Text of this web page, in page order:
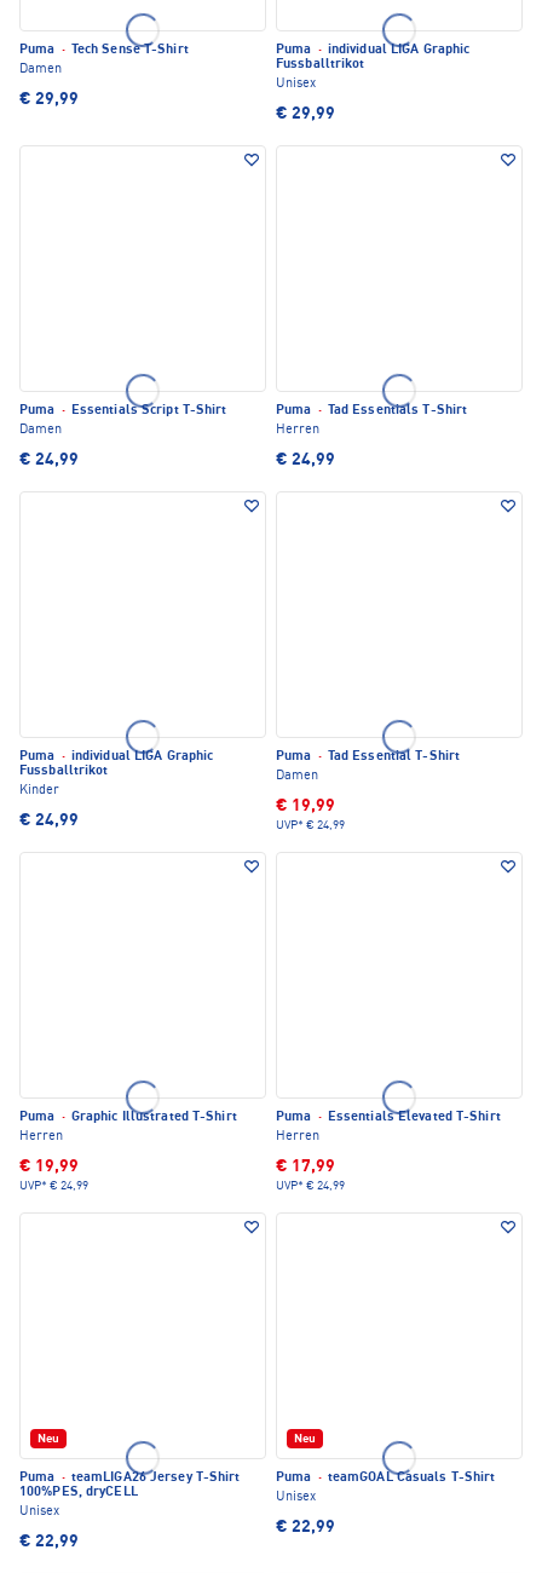
Puma ·
Tech Sense T-Shirt
Damen
€ 29,99
Puma · individual LIGA Graphic
Fussballtrikot
Unisex
€ 29,99
Puma · Essentials Script T-Shirt
Damen
€ 24,99
Puma ·
Tad Essentials T-Shirt
Herren
€ 24,99
Puma · individual LIGA Graphic
Fussballtrikot
Kinder
€ 24,99
Puma ·
Tad Essential T-Shirt
Damen
€ 19,99
UVP* € 24,99
Puma · Graphic Illustrated T-Shirt
Herren
€ 19,99
UVP* € 24,99
Puma · Essentials Elevated T-Shirt
Herren
€ 17,99
UVP* € 24,99
Neu
Puma · teamLIGA26 Jersey T-Shirt
100%PES, dryCELL
Unisex
€ 22,99
Neu
Puma · teamGOAL Casuals T-Shirt
Unisex
€ 22,99